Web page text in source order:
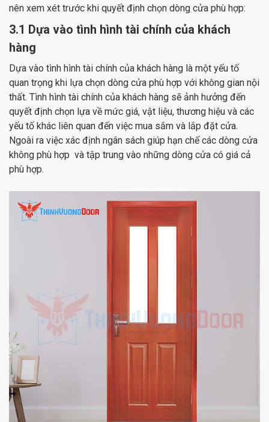
nên xem xét trước khi quyết định chọn dòng cửa phù hợp:
3.1 Dựa vào tình hình tài chính của khách
hàng
Dựa vào tình hình tài chính của khách hàng là một yếu tố
quan trọng khi lựa chọn dòng cửa phù hợp với không gian nội
thất. Tình hình tài chính của khách hàng sẽ ảnh hưởng đến
quyết định chọn lựa về mức giá, vật liệu, thương hiệu và các
yếu tố khác liên quan đến việc mua sắm và lắp đặt cửa.
Ngoài ra việc xác định ngân sách giúp hạn chế các dòng cửa
không phù hợp và tập trung vào những dòng cửa có giá cả
phù hợp.